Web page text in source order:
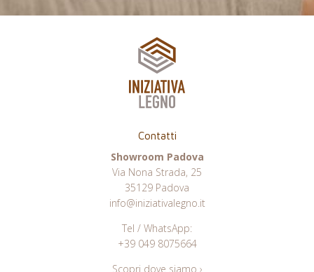
Contatti
Showroom Padova
Via Nona Strada, 25
35129 Padova
info@iniziativalegno.it
Tel / WhatsApp:
+39 049 8075664
Scopri dove siamo ›